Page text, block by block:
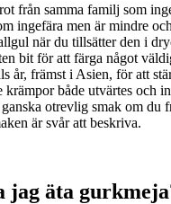
från samma familj som
ingefära men är mindre
när du tillsätter den i
bit för att färga något
år, främst i Asien, för att
krämpor både utvärtes och
otrevlig smak om du
är svår att beskriva.
jag äta